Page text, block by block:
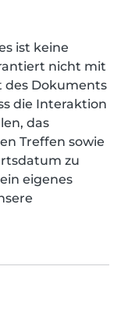
ist keine
nicht mit
des Dokuments
die Interaktion
das
Treffen sowie
zu
eigenes